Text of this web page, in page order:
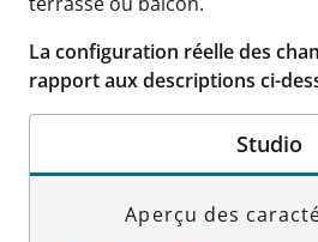
La configuration réelle des
rapport aux descriptions ci-
Studio
Aperçu des